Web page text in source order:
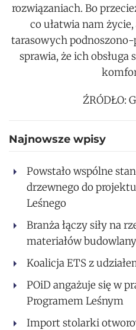
rozwiązaniach. Bo
co ułatwia nam
tarasowych
sprawia, że ich obsługa
ŹRÓDŁO:
Najnowsze wpisy
Powstało wspólne
drzewnego do
Leśnego
Branża łączy siły na
materiałów
Koalicja ETS z
POiD angażuje się w
Programem Leśnym
Import stolarki